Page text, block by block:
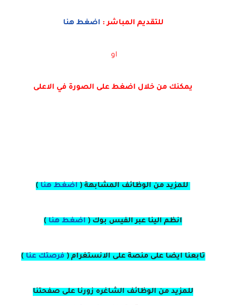
للتقديم المباشر: اضغط هنا
او
يمكنك من خلال اضغط على الصورة في الاعلى
للمزيد من الوظائف المشابهة ( اضغط هنا )
انظم الينا عبر الفيس بوك ( اضغط هنا )
تابعنا ايضا على منصة على الانستغرام ( فرصتك عنا )
للمزيد من الوظائف الشاغره زورنا على صفحتنا